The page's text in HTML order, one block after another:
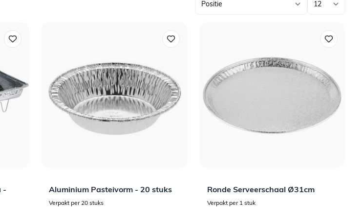
-
Aluminium Pasteivorm - 20 stuks
Verpakt per 20 stuks
Ronde Serveerschaal Ø31cm
Verpakt per 1 stuk